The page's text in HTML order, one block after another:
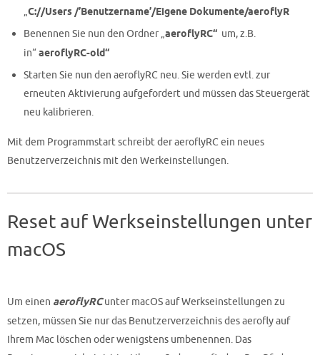
„C://Users /’Benutzername’/Eigene Dokumente/aeroflyR
Benennen Sie nun den Ordner „aeroflyRC“ um, z.B.
in“aeroflyRC-old“
Starten Sie nun den aeroflyRC neu. Sie werden evtl. zur
erneuten Aktivierung aufgefordert und müssen das Steuergerät
neu kalibrieren.
Mit dem Programmstart schreibt der aeroflyRC ein neues
Benutzerverzeichnis mit den Werkeinstellungen.
Reset auf Werkseinstellungen unter
macOS
Um einen aeroflyRCunter macOS auf Werkseinstellungen zu
setzen, müssen Sie nur das Benutzerverzeichnis des aerofly auf
Ihrem Mac löschen oder wenigstens umbenennen. Das